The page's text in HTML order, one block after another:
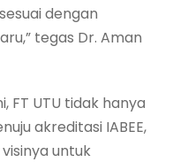
dengan
tegas Dr. Aman
FT UTU tidak hanya
akreditasi IABEE,
untuk